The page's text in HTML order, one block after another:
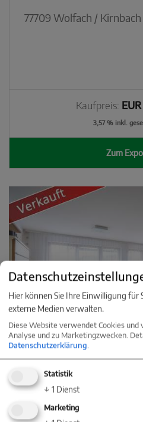
77709 Wolfach / Kirnbach
Kaufpreis:
3,57 % inkl.
Zum
Bereits verkauft
Top gepflegte 3,5-
Hier können Sie Ihre Einwilligung für
externe Medien verwalten.
Diese Website verwendet Cookies und
Analyse und zu Marketingzwecken.
Datenschutzerklärung.
Statistik
↓ 1 Dienst
Marketing